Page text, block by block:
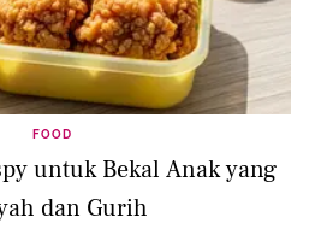
FOOD
untuk Bekal Anak yang
dan Gurih